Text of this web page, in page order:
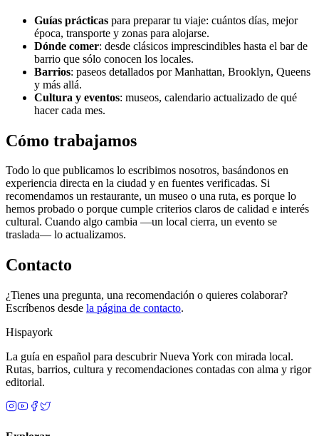
Guías prácticas para preparar tu viaje: cuántos días, mejor
época, transporte y zonas para alojarse.
Dónde comer: desde clásicos imprescindibles hasta el bar de
barrio que sólo conocen los locales.
Barrios: paseos detallados por Manhattan, Brooklyn, Queens
y más allá.
Cultura y eventos: museos, calendario actualizado de qué
hacer cada mes.
Cómo trabajamos
Todo lo que publicamos lo escribimos nosotros, basándonos en
experiencia directa en la ciudad y en fuentes verificadas. Si
recomendamos un restaurante, un museo o una ruta, es porque lo
hemos probado o porque cumple criterios claros de calidad e interés
cultural. Cuando algo cambia —un local cierra, un evento se
traslada— lo actualizamos.
Contacto
¿Tienes una pregunta, una recomendación o quieres colaborar?
Escríbenos desde la página de contacto.
Hispayork
La guía en español para descubrir Nueva York con mirada local.
Rutas, barrios, cultura y recomendaciones contadas con alma y rigor
editorial.